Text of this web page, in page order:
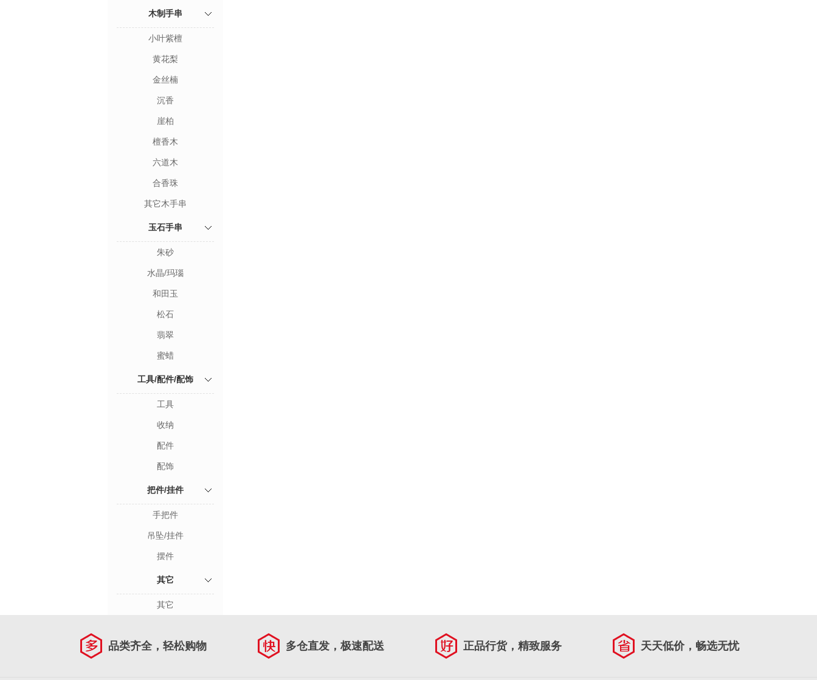
木制手串
小叶紫檀
黄花梨
金丝楠
沉香
崖柏
檀香木
六道木
合香珠
其它木手串
玉石手串
朱砂
水晶/玛瑙
和田玉
松石
翡翠
蜜蜡
工具/配件/配饰
工具
收纳
配件
配饰
把件/挂件
手把件
吊坠/挂件
摆件
其它
其它
品类齐全，轻松购物 多仓直发，极速配送 正品行货，精致服务 天天低价，畅选无忧